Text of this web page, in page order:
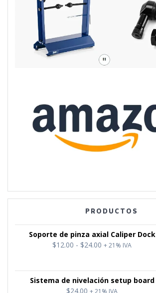
PRODUCTOS
Soporte de pinza axial Caliper Dock
$12.00 - $24.00 Rango
desde
+ 21% IVA
Sistema de nivelación setup board
$24.00